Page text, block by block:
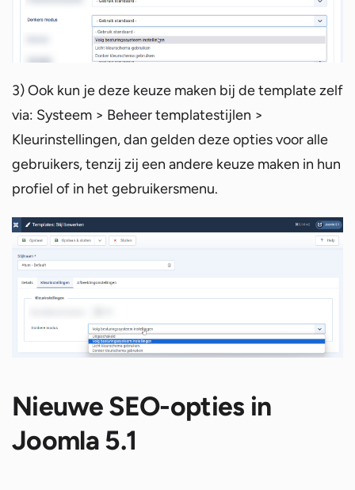
3) Ook kun je deze keuze maken bij de template zelf
via: Systeem > Beheer templatestijlen >
Kleurinstellingen, dan gelden deze opties voor alle
gebruikers, tenzij zij een andere keuze maken in hun
profiel of in het gebruikersmenu.
Nieuwe SEO-opties in
Joomla 5.1